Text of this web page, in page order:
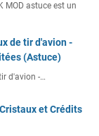
MOD astuce est un
de tir d'avion -
(Astuce)
d'avion -…
et Crédits